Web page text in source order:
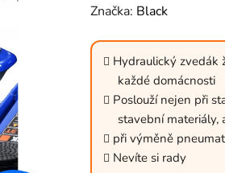
hodnocení
je
hvězdiček.
Značka: Black
Hydraulický zvedák
každé domácnosti
Poslouží nejen při
stavební materiály,
při výměně
Nevíte si rady